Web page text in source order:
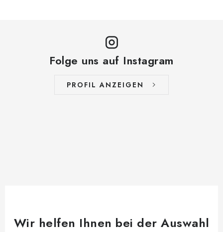
Folge uns auf Instagram
PROFIL ANZEIGEN
Wir helfen Ihnen bei der Auswahl